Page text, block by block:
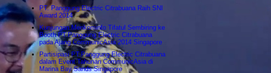
PT. Panggung Electric Citrabuana Raih SNI
Award 2014
Kunjungan Menkominfo Tifatul Sembiring ke
Booth PT.Panggung Electric Citrabuana
pada Ajang CommunicAsia 2014 Singapore
Partisipasi PT.Panggung Electric Citrabuana
dalam Event Tahunan CommunicAsia di
Marina Bay Sands Singapore